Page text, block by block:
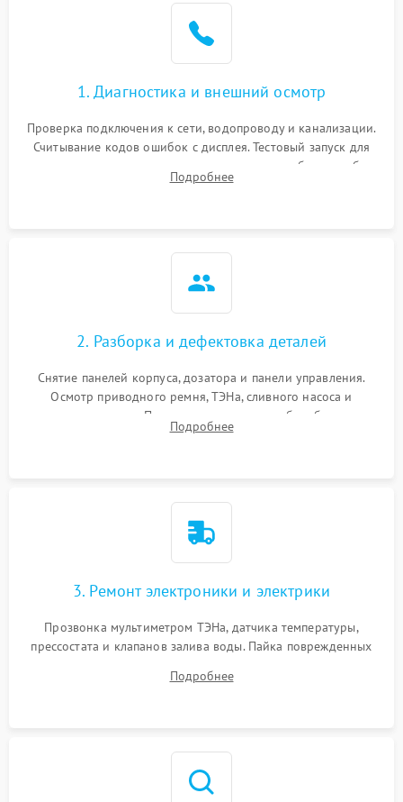
1. Диагностика и внешний осмотр
Проверка подключения к сети, водопроводу и канализации.
Считывание кодов ошибок с дисплея. Тестовый запуск для
выявления посторонних шумов, протечек или сбоев в работе
электронного модуля управления.
Подробнее
2. Разборка и дефектовка деталей
Снятие панелей корпуса, дозатора и панели управления.
Осмотр приводного ремня, ТЭНа, сливного насоса и
амортизаторов. Проверка подшипников барабана и
крестовины на износ, а манжеты люка на разрывы.
Подробнее
3. Ремонт электроники и электрики
Прозвонка мультиметром ТЭНа, датчика температуры,
прессостата и клапанов залива воды. Пайка поврежденных
Восстановление целостности проводки и контактов.
Подробнее